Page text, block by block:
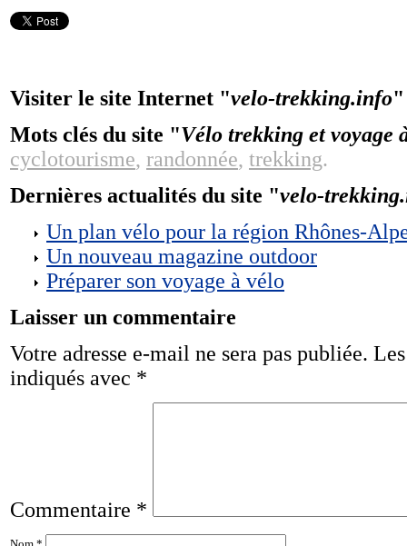
Visiter le site Internet "velo-trekking.info
Mots clés du site "Vélo trekking et voyage
cyclotourisme, randonnée, trekking.
Dernières actualités du site "velo-
Un plan vélo pour la région Rhônes-
Un nouveau magazine outdoor
Préparer son voyage à vélo
Laisser un commentaire
Votre adresse e-mail ne sera pas publiée.
indiqués avec *
Commentaire *